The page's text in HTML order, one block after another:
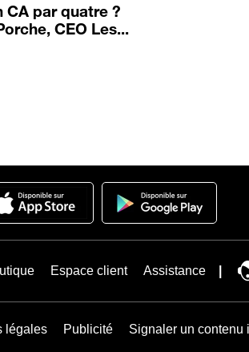
par quatre ?
CEO Les...
Espace client Assistance
légales Publicité Signaler un contenu